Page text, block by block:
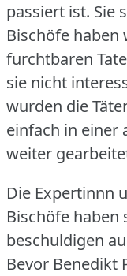
passiert ist. Sie
Bischöfe haben
furchtbaren
sie nicht
wurden die
einfach in einer
weiter
Die Expertinnn
Bischöfe
beschuldigen
Bevor Benedikt